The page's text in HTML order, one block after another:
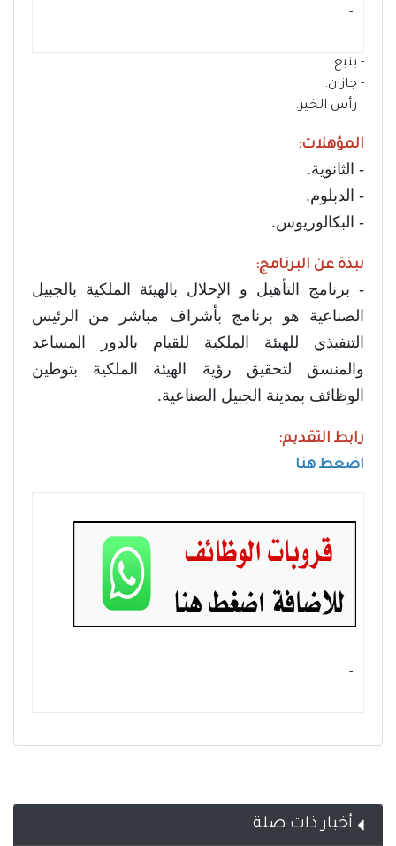
- ‏
- ينبع.
- جازان.
- رأس الخير.
المؤهلات:
- الثانوية.
- الدبلوم.
- البكالوريوس.
نبذة عن البرنامج:
- برنامج التأهيل و الإحلال بالهيئة الملكية بالجبيل
الصناعية هو برنامج بأشراف مباشر من الرئيس
التنفيذي للهيئة الملكية للقيام بالدور المساعد
والمنسق لتحقيق رؤية الهيئة الملكية بتوطين
الوظائف بمدينة الجبيل الصناعية.
رابط التقديم:
اضغط هنا
- ‏
أخبار ذات صلة